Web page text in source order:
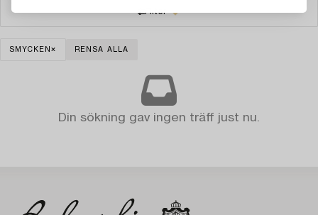
Filter
SMYCKEN RENSA ALLA
Din sökning gav ingen träff just nu.